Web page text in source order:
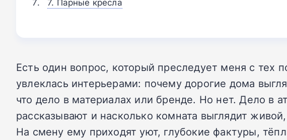
Есть один вопрос, который преследует меня с тех
увлеклась интерьерами: почему дорогие дома
что дело в материалах или бренде. Но нет. Дело в
рассказывают и насколько комната выглядит
На смену ему приходят уют, глубокие фактуры,